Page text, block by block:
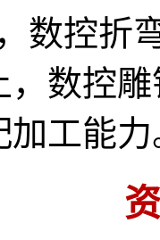
数控折
，数控
加工能